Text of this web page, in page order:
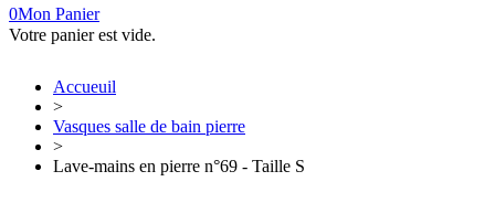
0Mon Panier
Votre panier est vide.
Accueuil
>
Vasques salle de bain pierre
>
Lave-mains en pierre n°69 - Taille S